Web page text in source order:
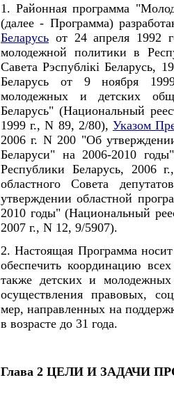
1. Районная программа
(далее - Программа)
Беларусь от 24 апреля 1992
молодежной политики в
Савета Рэспублiкi Беларусь,
Беларусь от 9 ноября
молодежных и детских
Беларусь" (Национальный
1999 г., N 89, 2/80), Указом
2006 г. N 200 "Об
Беларуси" на 2006-2010
Республики Беларусь, 2006
областного Совета
утверждении областной
2010 годы" (Национальный
2007 г., N 12, 9/5907).
2. Настоящая Программа
обеспечить координацию
также детских и
осуществления правовых,
мер, направленных на
в возрасте до 31 года.
Глава 2 ЦЕЛИ И ЗАДАЧИ